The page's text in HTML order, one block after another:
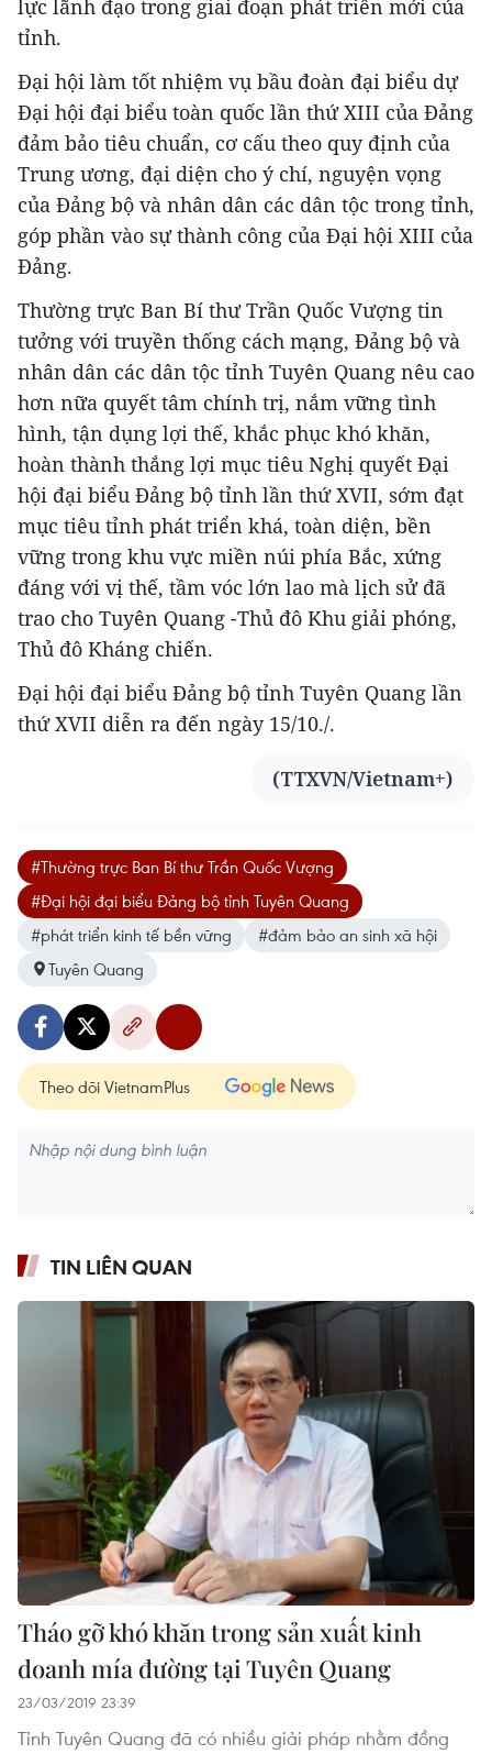
lực lãnh đạo trong giai đoạn phát triển mới của
tỉnh.
Đại hội làm tốt nhiệm vụ bầu đoàn đại biểu dự
Đại hội đại biểu toàn quốc lần thứ XIII của Đảng
đảm bảo tiêu chuẩn, cơ cấu theo quy định của
Trung ương, đại diện cho ý chí, nguyện vọng
của Đảng bộ và nhân dân các dân tộc trong tỉnh,
góp phần vào sự thành công của Đại hội XIII của
Đảng.
Thường trực Ban Bí thư Trần Quốc Vượng tin
tưởng với truyền thống cách mạng, Đảng bộ và
nhân dân các dân tộc tỉnh Tuyên Quang nêu cao
hơn nữa quyết tâm chính trị, nắm vững tình
hình, tận dụng lợi thế, khắc phục khó khăn,
hoàn thành thắng lợi mục tiêu Nghị quyết Đại
hội đại biểu Đảng bộ tỉnh lần thứ XVII, sớm đạt
mục tiêu tỉnh phát triển khá, toàn diện, bền
vững trong khu vực miền núi phía Bắc, xứng
đáng với vị thế, tầm vóc lớn lao mà lịch sử đã
trao cho Tuyên Quang -Thủ đô Khu giải phóng,
Thủ đô Kháng chiến.
Đại hội đại biểu Đảng bộ tỉnh Tuyên Quang lần
thứ XVII diễn ra đến ngày 15/10./.
(TTXVN/Vietnam+)
#Thường trực Ban Bí thư Trần Quốc Vượng
#Đại hội đại biểu Đảng bộ tỉnh Tuyên Quang
#phát triển kinh tế bền vững
#đảm bảo an sinh xã hội
Tuyên Quang
Theo dõi VietnamPlus
TIN LIÊN QUAN
Tháo gỡ khó khăn trong sản xuất kinh
doanh mía đường tại Tuyên Quang
23/03/2019 23:39
Tỉnh Tuyên Quang đã có nhiều giải pháp nhằm đồng